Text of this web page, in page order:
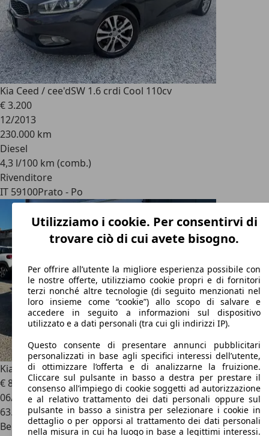
Kia Ceed / cee'dSW 1.6 crdi Cool 110cv
€ 3.200
12/2013
230.000 km
Diesel
4,3 l/100 km (comb.)
Rivenditore
IT 59100Prato - Po
Kia Ceed / cee'dceed II SW 1.4 cvvt Active
€ 8.500
06/2014
63.344 km
Benzina
Utilizziamo i cookie. Per consentirvi di
trovare ciò di cui avete bisogno.
Per offrire all’utente la migliore esperienza possibile con
le nostre offerte, utilizziamo cookie propri e di fornitori
terzi nonché altre tecnologie (di seguito menzionati nel
loro insieme come “cookie”) allo scopo di salvare e
accedere in seguito a informazioni sul dispositivo
utilizzato e a dati personali (tra cui gli indirizzi IP).
Questo consente di presentare annunci pubblicitari
personalizzati in base agli specifici interessi dell’utente,
di ottimizzare l’offerta e di analizzarne la fruizione.
Cliccare sul pulsante in basso a destra per prestare il
consenso all’impiego di cookie soggetti ad autorizzazione
e al relativo trattamento dei dati personali oppure sul
pulsante in basso a sinistra per selezionare i cookie in
dettaglio o per opporsi al trattamento dei dati personali
nella misura in cui ha luogo in base a legittimi interessi.